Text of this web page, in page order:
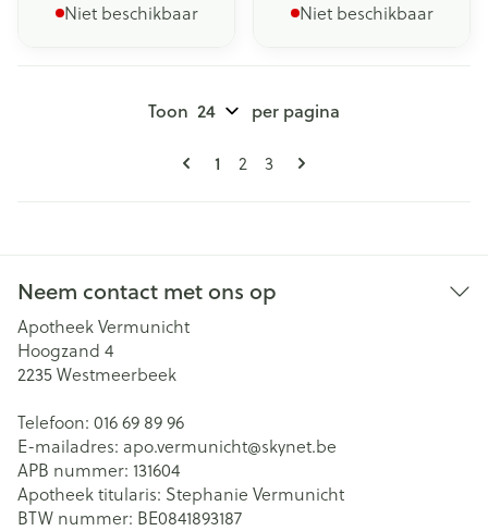
Niet beschikbaar Niet beschikbaar
Pagina's
U lees momenteel pagina
1 Pagina
2 Pagina
3
Toon per pagina
Neem contact met ons op
Apotheek Vermunicht
Hoogzand 4
2235Westmeerbeek
Telefoon: 016 69 89 96
E-mailadres: apo.vermunicht@skynet.be
APB nummer: 131604
Apotheek titularis: Stephanie Vermunicht
BTW nummer: BE0841893187